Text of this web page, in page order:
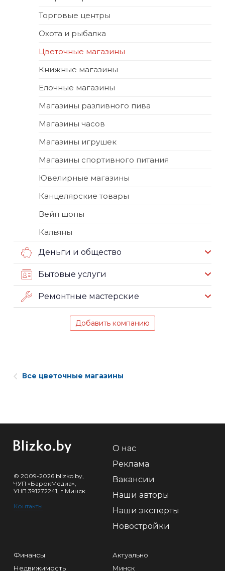
Торговые центры
Охота и рыбалка
Цветочные магазины
Книжные магазины
Елочные магазины
Магазины разливного пива
Магазины часов
Магазины игрушек
Магазины спортивного питания
Ювелирные магазины
Канцелярские товары
Вейп шопы
Кальяны
Деньги и общество
Бытовые услуги
Ремонтные мастерские
Добавить компанию
Все цветочные магазины
© 2009-2026 blizko.by,
ЧУП «БарокМедиа»,
УНП 391272241, г.Минск
Контакты
О нас
Реклама
Вакансии
Наши авторы
Наши эксперты
Новостройки
Финансы
Недвижимость
Актуально
Минск